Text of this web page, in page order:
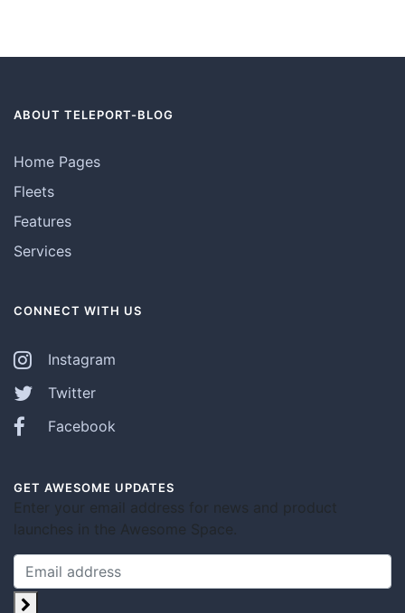
ABOUT TELEPORT-BLOG
Home Pages
Fleets
Features
Services
CONNECT WITH US
Instagram
Twitter
Facebook
GET AWESOME UPDATES
Enter your email address for news and product
launches in the Awesome Space.